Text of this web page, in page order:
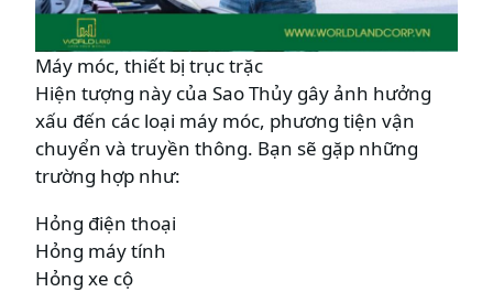
Máy móc, thiết bị trục trặc
Hiện tượng này của Sao Thủy gây ảnh hưởng
xấu đến các loại máy móc, phương tiện vận
chuyển và truyền thông. Bạn sẽ gặp những
trường hợp như:
Hỏng điện thoại
Hỏng máy tính
Hỏng xe cộ